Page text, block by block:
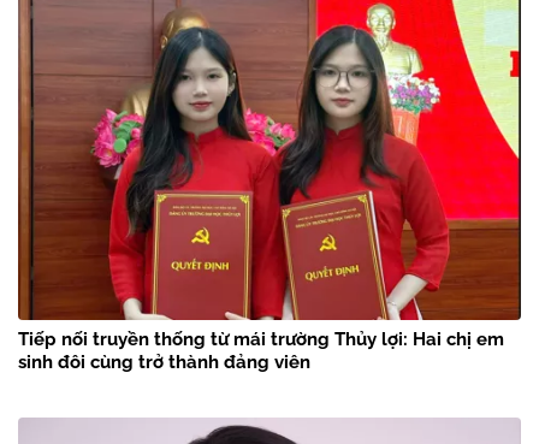
Tiếp nối truyền thống từ mái trường Thủy lợi: Hai chị em
sinh đôi cùng trở thành đảng viên